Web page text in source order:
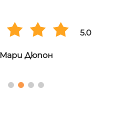
5.0
Мари Дюпон